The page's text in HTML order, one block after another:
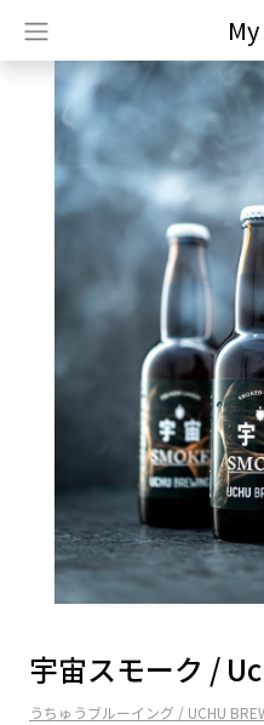
宇宙スモーク /
うちゅうブルーイング / UCHU